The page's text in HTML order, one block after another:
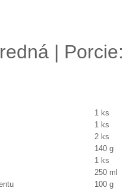
|
1 ks
1 ks
2 ks
140 g
1 ks
250 ml
100 g